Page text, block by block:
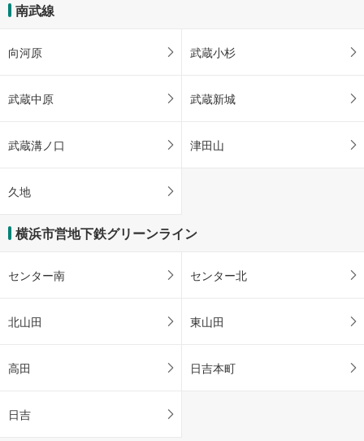
南武線
向河原 武蔵小杉
武蔵中原 武蔵新城
武蔵溝ノ口 津田山
久地
横浜市営地下鉄グリーンライン
センター南 センター北
北山田 東山田
高田 日吉本町
日吉